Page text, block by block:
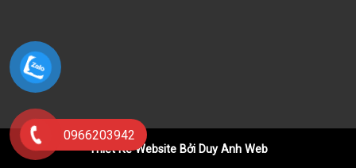
0966203942
Thiết Kế Website Bởi Duy Anh Web